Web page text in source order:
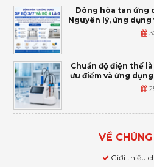
Dòng hòa tan ứng
Nguyên lý, ứng
Chuẩn độ điện thế
ưu điểm và ứng
VỀ
Giới thiệu